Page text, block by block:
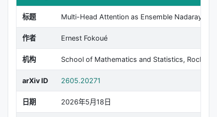
标题 Multi-Head Attention as Ensemble Nadaraya-
作者 Ernest Fokoué
机构 School of Mathematics and Statistics,
arXiv ID 2605.20271
日期 2026年5月18日